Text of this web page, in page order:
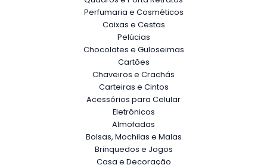
Perfumaria e Cosméticos
Caixas e Cestas
Pelúcias
Chocolates e Guloseimas
Cartões
Chaveiros e Crachás
Carteiras e Cintos
Acessórios para Celular
Eletrônicos
Almofadas
Bolsas, Mochilas e Malas
Brinquedos e Jogos
Casa e Decoração